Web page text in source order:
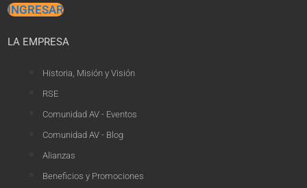
INGRESAR
LA EMPRESA
Historia, Misión y Visión
RSE
Comunidad AV - Eventos
Comunidad AV - Blog
Alianzas
Beneficios y Promociones